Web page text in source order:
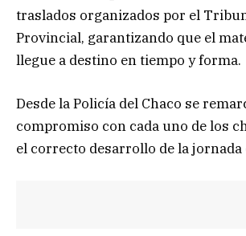
traslados organizados por el
Provincial, garantizando que el
llegue a destino en tiempo y forma.
Desde la Policía del Chaco se
compromiso con cada uno de los
el correcto desarrollo de la jornada